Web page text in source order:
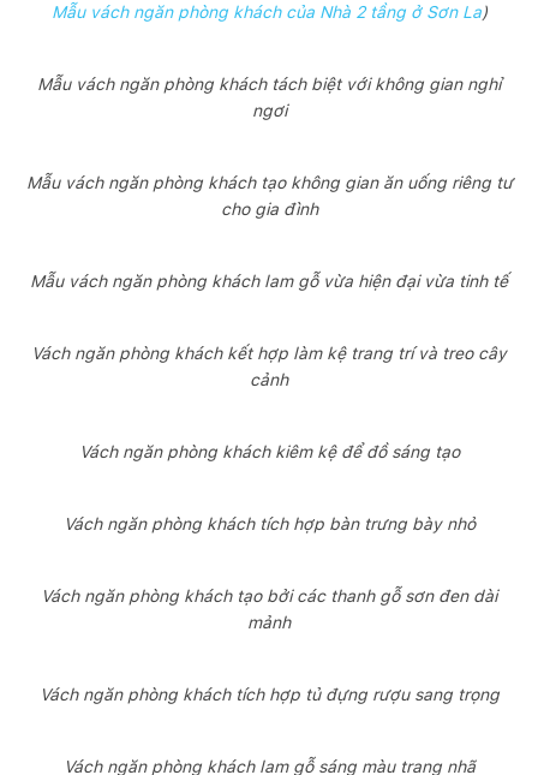
Mẫu vách ngăn phòng khách của Nhà 2 tầng ở Sơn La)
Mẫu vách ngăn phòng khách tách biệt với không gian nghỉ
ngơi
Mẫu vách ngăn phòng khách tạo không gian ăn uống riêng tư
cho gia đình
Mẫu vách ngăn phòng khách lam gỗ vừa hiện đại vừa tinh tế
Vách ngăn phòng khách kết hợp làm kệ trang trí và treo cây
cảnh
Vách ngăn phòng khách kiêm kệ để đồ sáng tạo
Vách ngăn phòng khách tích hợp bàn trưng bày nhỏ
Vách ngăn phòng khách tạo bởi các thanh gỗ sơn đen dài
mảnh
Vách ngăn phòng khách tích hợp tủ đựng rượu sang trọng
Vách ngăn phòng khách lam gỗ sáng màu trang nhã